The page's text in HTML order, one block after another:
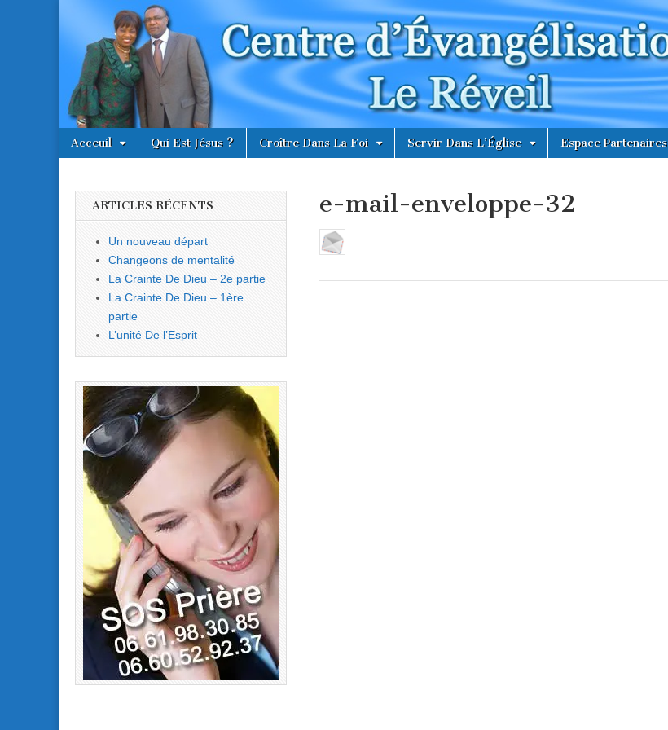
Centre
Évangélique
Le Réveil
Main
menu
Skip
Acceuil Qui Est Jésus ? Croître Dans La Foi Servir Dans L’Église Espace Partenaires
e-mail-enveloppe-32
ARTICLES RÉCENTS
Un nouveau départ
Changeons de mentalité
La Crainte De Dieu – 2e partie
La Crainte De Dieu – 1ère
partie
L’unité De l’Esprit